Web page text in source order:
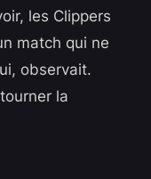
les Clippers
match qui ne
observait.
la